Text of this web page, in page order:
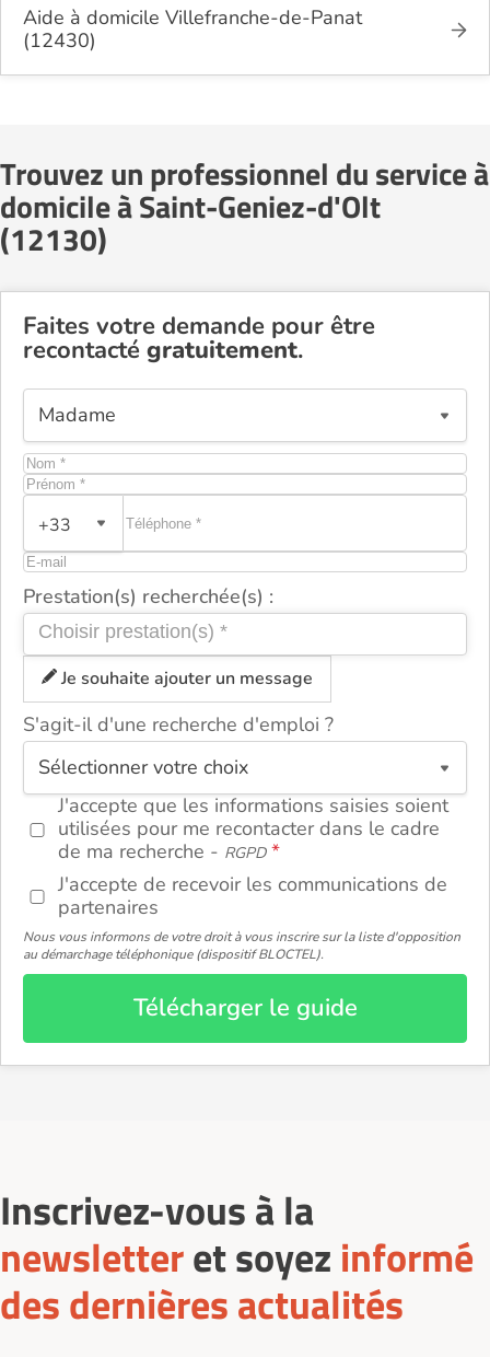
Aide à domicile Villefranche-de-Panat
(12430)
Trouvez un professionnel du service à
domicile à Saint-Geniez-d'Olt
(12130)
Faites votre demande pour être
recontacté gratuitement.
+33
Prestation(s) recherchée(s) :
Je souhaite ajouter un message
S'agit-il d'une recherche d'emploi ?
J'accepte que les informations saisies soient
utilisées pour me recontacter dans le cadre
de ma recherche - RGPD
J'accepte de recevoir les communications de
partenaires
Nous vous informons de votre droit à vous inscrire sur la liste d'opposition
au démarchage téléphonique (dispositif BLOCTEL).
Télécharger le guide
ou
Inscrivez-vous à la
newsletteret soyez informé
des dernières actualités